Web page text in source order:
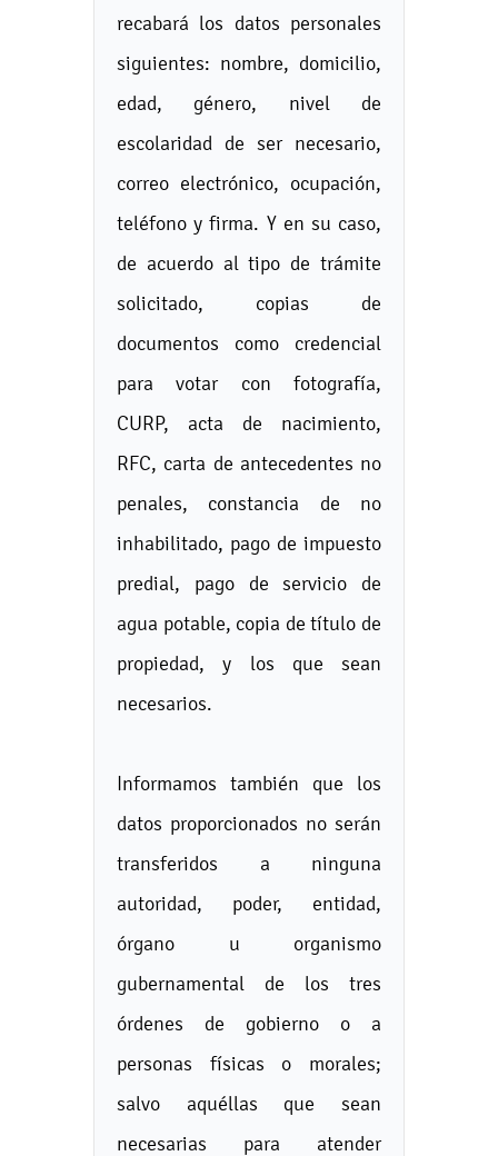
recabará los datos personales
siguientes: nombre, domicilio,
edad, género, nivel de
escolaridad de ser necesario,
correo electrónico, ocupación,
teléfono y firma. Y en su caso,
de acuerdo al tipo de trámite
solicitado, copias de
documentos como credencial
para votar con fotografía,
CURP, acta de nacimiento,
RFC, carta de antecedentes no
penales, constancia de no
inhabilitado, pago de impuesto
predial, pago de servicio de
agua potable, copia de título de
propiedad, y los que sean
necesarios.
Informamos también que los
datos proporcionados no serán
transferidos a ninguna
autoridad, poder, entidad,
órgano u organismo
gubernamental de los tres
órdenes de gobierno o a
personas físicas o morales;
salvo aquéllas que sean
necesarias para atender